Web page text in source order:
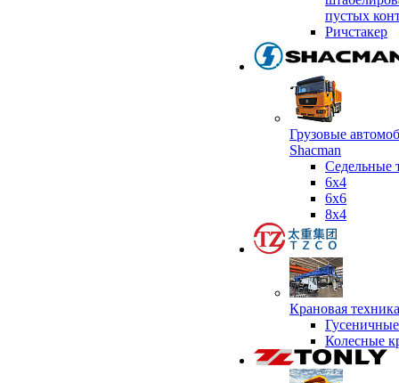
пустых
Ричстакер
Грузовые
Shacman
Седельные
6х4
6x6
8x4
Крановая
Колесные